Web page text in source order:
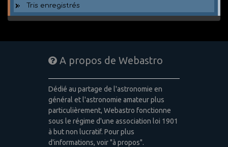
Tris enregistrés
A propos de Webastro
Dédié au partage de l'astronomie en
général et l'astronomie amateur plus
particulièrement, Webastro fonctionne
sous le régime d'une association loi 1901
à but non lucratif. Pour plus
d'informations, voir "à propos".